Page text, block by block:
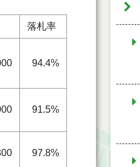
落札率
94.4%
91.5%
97.8%